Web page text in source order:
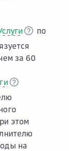
по
за 60
этом
на